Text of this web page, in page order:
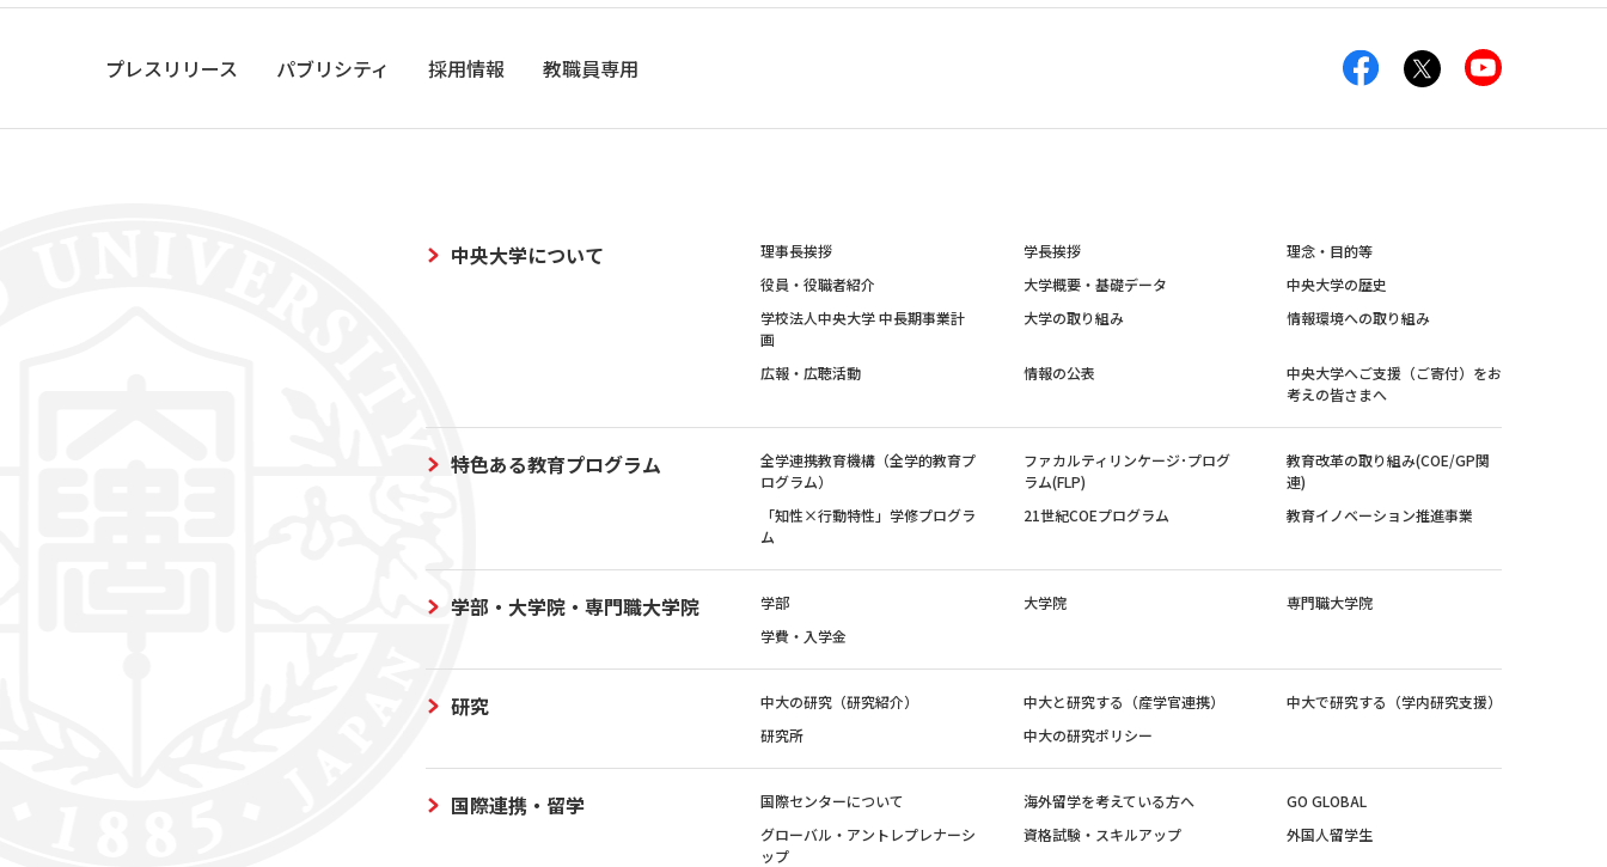
プレスリリース パブリシティ 採用情報 教職員専用
中央大学について 理事長挨拶 学長挨拶
理念・目的等
役員・役職者紹介
大学概要・基礎データ
中央大学の歴史
学校法人中央大学 中長期事業計
画
大学の取り組み 情報環境への取り組み
広報・広聴活動 情報の公表
中央大学へご支援（ご寄付）をお
考えの皆さまへ
特色ある教育プログラム
全学連携教育機構（全学的教育プ
ログラム）
ファカルティリンケージ･プログ
ラム(FLP)
教育改革の取り組み(COE/GP関
連)
「知性×行動特性」学修プログラ
ム
21世紀COEプログラム 教育イノベーション推進事業
学部・大学院・専門職大学院 学部 大学院
専門職大学院
学費・入学金
研究 中大の研究（研究紹介） 中大と研究する（産学官連携）
中大で研究する（学内研究支援）
研究所
中大の研究ポリシー
国際連携・留学 国際センターについて 海外留学を考えている方へ
GO GLOBAL
グローバル・アントレプレナーシ
ップ
資格試験・スキルアップ 外国人留学生